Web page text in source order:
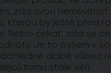
zda svou
kterou by ještě před
Nebo čekat, zda se
Je to ovšem v
době vůbec
tomu stále věří.